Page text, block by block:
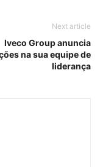
Next article
Iveco Group anuncia
na sua equipe de
liderança